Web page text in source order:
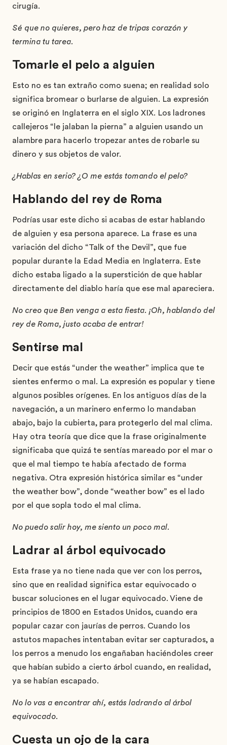
cirugía.
Sé que no quieres, pero haz de tripas corazón y
termina tu tarea.
Tomarle el pelo a alguien
Esto no es tan extraño como suena; en realidad solo
significa bromear o burlarse de alguien. La expresión
se originó en Inglaterra en el siglo XIX. Los ladrones
callejeros “le jalaban la pierna” a alguien usando un
alambre para hacerlo tropezar antes de robarle su
dinero y sus objetos de valor.
¿Hablas en serio? ¿O me estás tomando el pelo?
Hablando del rey de Roma
Podrías usar este dicho si acabas de estar hablando
de alguien y esa persona aparece. La frase es una
variación del dicho “Talk of the Devil”, que fue
popular durante la Edad Media en Inglaterra. Este
dicho estaba ligado a la superstición de que hablar
directamente del diablo haría que ese mal apareciera.
No creo que Ben venga a esta fiesta. ¡Oh, hablando del
rey de Roma, justo acaba de entrar!
Sentirse mal
Decir que estás “under the weather” implica que te
sientes enfermo o mal. La expresión es popular y tiene
algunos posibles orígenes. En los antiguos días de la
navegación, a un marinero enfermo lo mandaban
abajo, bajo la cubierta, para protegerlo del mal clima.
Hay otra teoría que dice que la frase originalmente
significaba que quizá te sentías mareado por el mar o
que el mal tiempo te había afectado de forma
negativa. Otra expresión histórica similar es “under
the weather bow”, donde “weather bow” es el lado
por el que sopla todo el mal clima.
No puedo salir hoy, me siento un poco mal.
Ladrar al árbol equivocado
Esta frase ya no tiene nada que ver con los perros,
sino que en realidad significa estar equivocado o
buscar soluciones en el lugar equivocado. Viene de
principios de 1800 en Estados Unidos, cuando era
popular cazar con jaurías de perros. Cuando los
astutos mapaches intentaban evitar ser capturados, a
los perros a menudo los engañaban haciéndoles creer
que habían subido a cierto árbol cuando, en realidad,
ya se habían escapado.
No lo vas a encontrar ahí, estás ladrando al árbol
equivocado.
Cuesta un ojo de la cara